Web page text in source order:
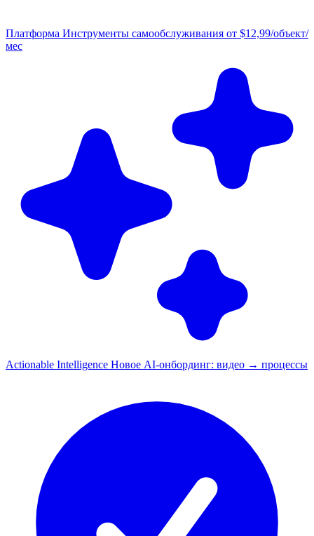
Платформа Инструменты самообслуживания от $12,99/объект/
мес
Actionable Intelligence Новое AI-онбординг: видео → процессы